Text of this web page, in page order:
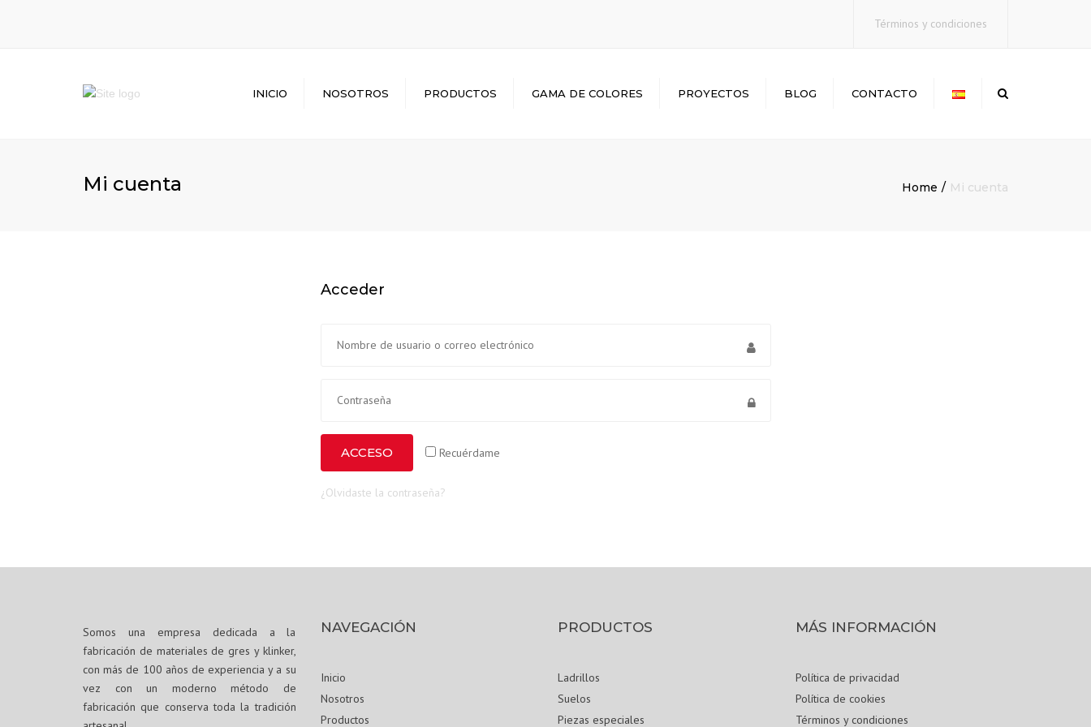
Términos y condiciones
INICIO NOSOTROS PRODUCTOS GAMA DE COLORES PROYECTOS BLOG CONTACTO
Mi cuenta Home Mi cuenta
Acceder
ACCESO Recuérdame
¿Olvidaste la contraseña?
Somos una empresa dedicada a la
fabricación de materiales de gres y klinker,
con más de 100 años de experiencia y a su
vez con un moderno método de
fabricación que conserva toda la tradición
NAVEGACIÓN
Inicio
Nosotros
Productos
PRODUCTOS
Ladrillos
Suelos
Piezas especiales
MÁS INFORMACIÓN
Política de privacidad
Política de cookies
Términos y condiciones